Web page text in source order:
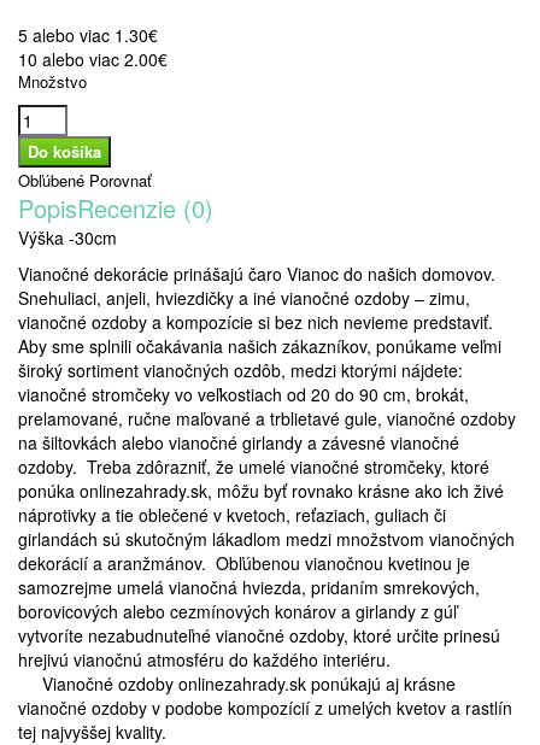
5 alebo viac 1.30€
10 alebo viac 2.00€
Množstvo
Obľúbené Porovnať
PopisRecenzie (0)
Výška -30cm
Vianočné dekorácie prinášajú čaro Vianoc do našich domovov.
Snehuliaci, anjeli, hviezdičky a iné vianočné ozdoby – zimu,
vianočné ozdoby a kompozície si bez nich nevieme predstaviť.
Aby sme splnili očakávania našich zákazníkov, ponúkame veľmi
široký sortiment vianočných ozdôb, medzi ktorými nájdete:
vianočné stromčeky vo veľkostiach od 20 do 90 cm, brokát,
prelamované, ručne maľované a trblietavé gule, vianočné ozdoby
na šiltovkách alebo vianočné girlandy a závesné vianočné
ozdoby. Treba zdôrazniť, že umelé vianočné stromčeky, ktoré
ponúka onlinezahrady.sk, môžu byť rovnako krásne ako ich živé
náprotivky a tie oblečené v kvetoch, reťaziach, guliach či
girlandách sú skutočným lákadlom medzi množstvom vianočných
dekorácií a aranžmánov. Obľúbenou vianočnou kvetinou je
samozrejme umelá vianočná hviezda, pridaním smrekových,
borovicových alebo cezmínových konárov a girlandy z gúľ
vytvoríte nezabudnuteľné vianočné ozdoby, ktoré určite prinesú
hrejivú vianočnú atmosféru do každého interiéru.
Vianočné ozdoby onlinezahrady.sk ponúkajú aj krásne
vianočné ozdoby v podobe kompozícií z umelých kvetov a rastlín
tej najvyššej kvality.